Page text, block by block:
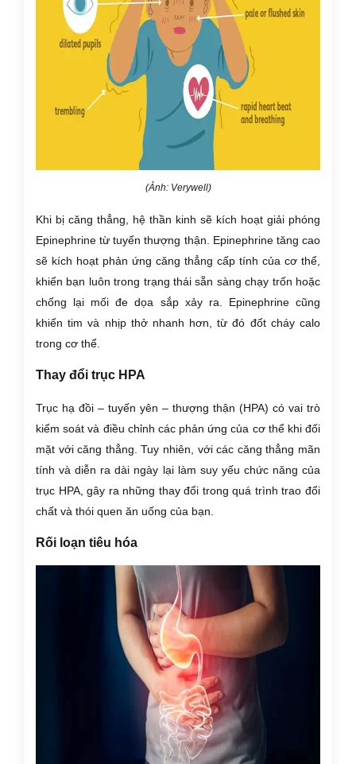
(Ảnh: Verywell)
Khi bị căng thẳng, hệ thần kinh sẽ kích hoạt giải phóng
Epinephrine từ tuyến thượng thận. Epinephrine tăng cao
sẽ kích hoạt phản ứng căng thẳng cấp tính của cơ thể,
khiến bạn luôn trong trạng thái sẵn sàng chạy trốn hoặc
chống lại mối đe dọa sắp xảy ra. Epinephrine cũng
khiến tim và nhịp thở nhanh hơn, từ đó đốt cháy calo
trong cơ thể.
Thay đổi trục HPA
Trục hạ đồi – tuyến yên – thượng thận (HPA) có vai trò
kiểm soát và điều chỉnh các phản ứng của cơ thể khi đối
mặt với căng thẳng. Tuy nhiên, với các căng thẳng mãn
tính và diễn ra dài ngày lại làm suy yếu chức năng của
trục HPA, gây ra những thay đổi trong quá trình trao đổi
chất và thói quen ăn uống của bạn.
Rối loạn tiêu hóa